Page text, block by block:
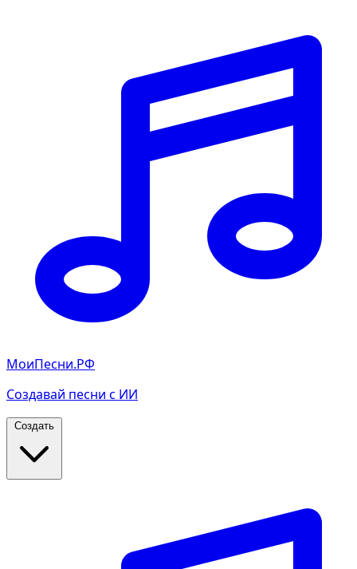
МоиПесни.РФ
Создавай песни с ИИ
Создать